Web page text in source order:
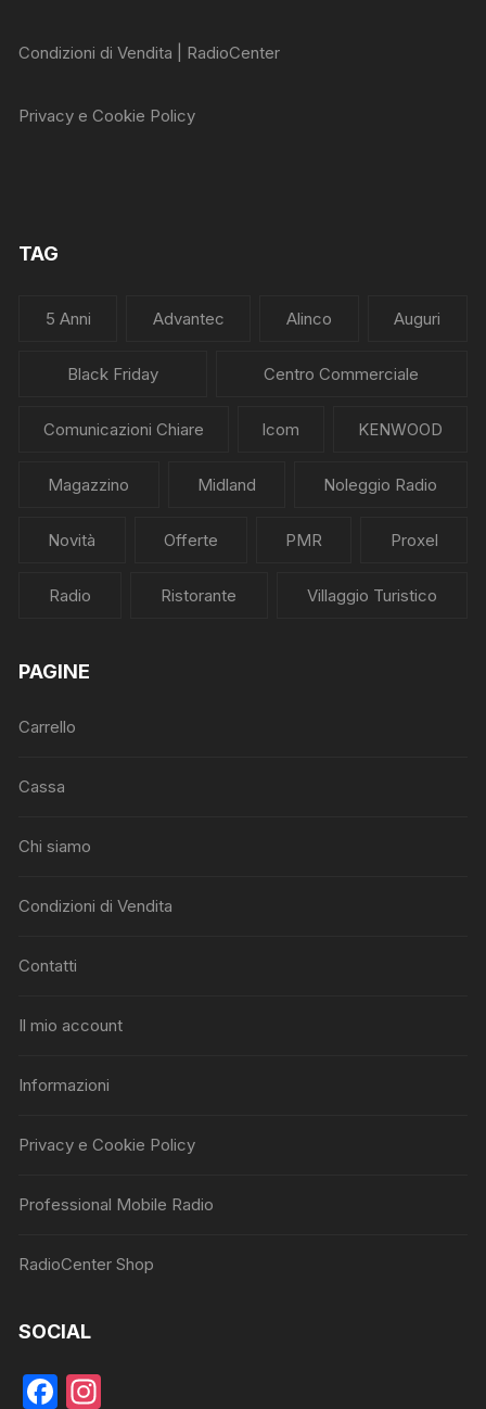
Condizioni di Vendita | RadioCenter
Privacy e Cookie Policy
TAG
5 Anni Advantec Alinco Auguri
Black Friday Centro Commerciale
Comunicazioni Chiare Icom KENWOOD
Magazzino Midland Noleggio Radio
Novità Offerte PMR Proxel
Radio Ristorante Villaggio Turistico
PAGINE
Carrello
Cassa
Chi siamo
Condizioni di Vendita
Contatti
Il mio account
Informazioni
Privacy e Cookie Policy
Professional Mobile Radio
RadioCenter Shop
SOCIAL
F